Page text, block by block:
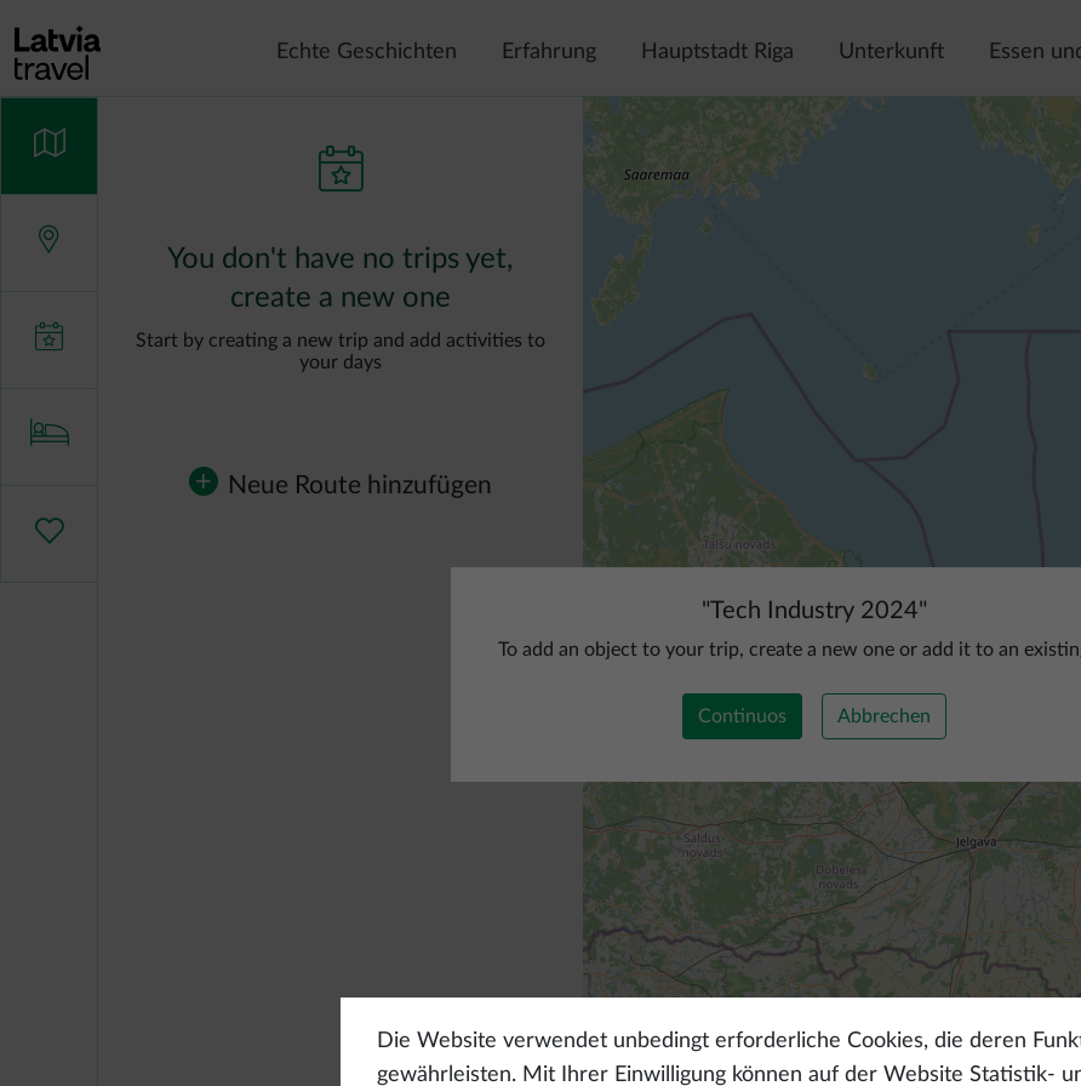
Echte Geschichten Erfahrung Hauptstadt Riga Unterkunft Essen
You don't have no trips yet,
create a new one
Start by creating a new trip and add activities to
your days
Neue Route hinzufügen
"Tech Industry 2024"
To add an object to your trip, create a new one or add it to an
Continuos Abbrechen
Die Website verwendet unbedingt erforderliche Cookies, die deren
gewährleisten. Mit Ihrer Einwilligung können auf der Website Statistik-